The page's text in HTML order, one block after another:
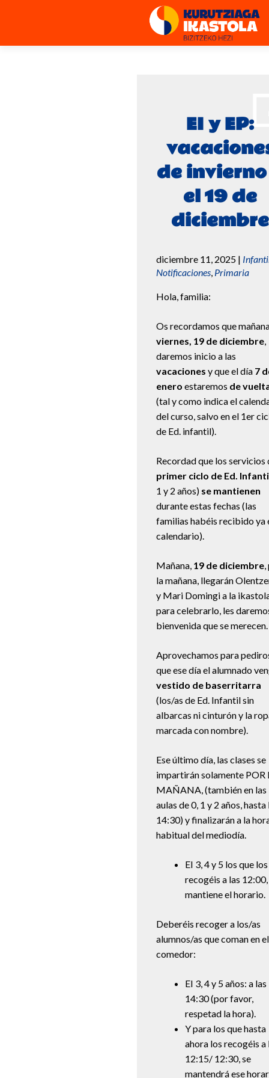
EI y EP:
de
el 19 de
diciembre
diciembre 11, 2025 |
Notificaciones, Primaria
Hola, familia:
Os recordamos que
viernes, 19 de diciembre,
daremos inicio a las
vacaciones y que el día 7
enero estaremos de
(tal y como indica el
del curso, salvo en el 1er
de Ed. infantil).
Recordad que los servicios
primer ciclo de Ed.
1 y 2 años) se mantienen
durante estas fechas (las
familias habéis recibido ya
calendario).
Mañana, 19 de diciembre,
la mañana, llegarán
y Mari Domingi a la
para celebrarlo, les
bienvenida que se merecen.
Aprovechamos para
que ese día el alumnado
vestido de baserritarra
(los/as de Ed. Infantil sin
albarcas ni cinturón y la
marcada con nombre).
Ese último día, las clases se
impartirán solamente POR
MAÑANA, (también en las
aulas de 0, 1 y 2 años, hasta
14:30) y finalizarán a la
habitual del mediodía.
EI 3, 4 y 5 los que los
recogéis a las 12:00,
mantiene el horario.
Deberéis recoger a los/as
alumnos/as que coman en el
comedor:
EI 3, 4 y 5 años: a las
14:30 (por favor,
respetad la hora).
Y para los que hasta
ahora los recogéis a
12:15/ 12:30, se
mantendrá ese